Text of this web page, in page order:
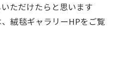
ただけたらと思います
絨毯ギャラリーHPをご覧